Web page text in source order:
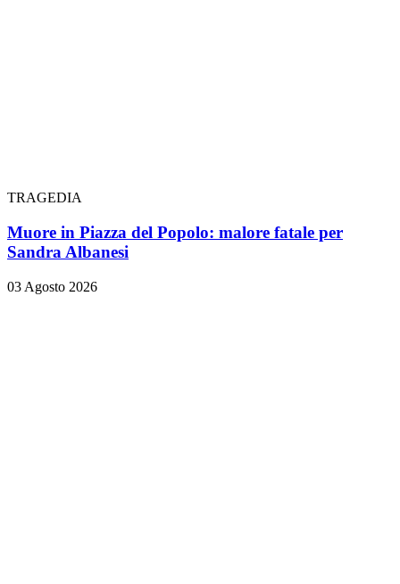
TRAGEDIA
Muore in Piazza del Popolo: malore fatale per
Sandra Albanesi
03 Agosto 2026